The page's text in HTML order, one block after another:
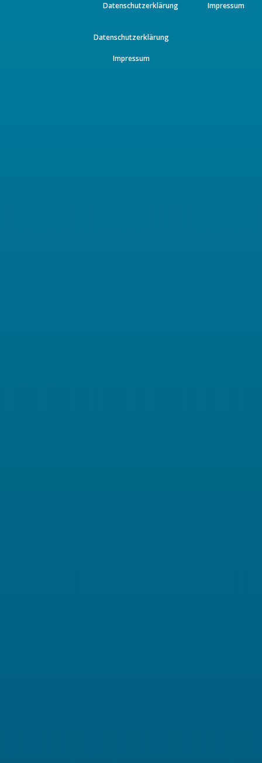
Datenschutzerklärung Impressum
Datenschutzerklärung
Impressum